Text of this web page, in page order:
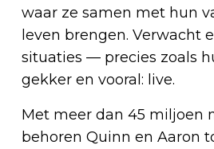
waar ze samen met hun
leven brengen. Verwacht
situaties — precies zoals
gekker en vooral: live.
Met meer dan 45 miljoen
behoren Quinn en Aaron